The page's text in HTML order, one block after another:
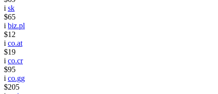
i sk
$65
i biz.pl
$12
i co.at
$19
i co.cr
$95
i co.gg
$205